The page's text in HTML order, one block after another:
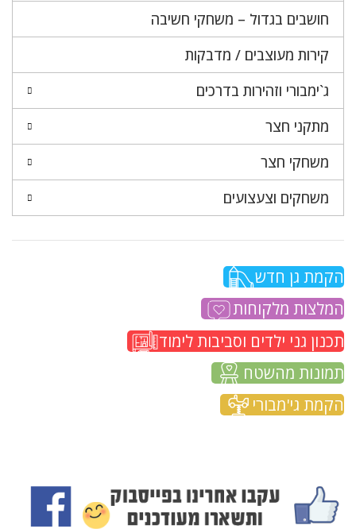
חושבים בגדול – משחקי חשיבה
קירות מעוצבים / מדבקות
ג`ימבורי וזהירות בדרכים
מתקני חצר
משחקי חצר
משחקים וצעצועים
הקמת גן חדש
המלצות מלקוחות
תכנון גני ילדים וסביבות לימוד
תמונות מהשטח
הקמת גי'מבורי